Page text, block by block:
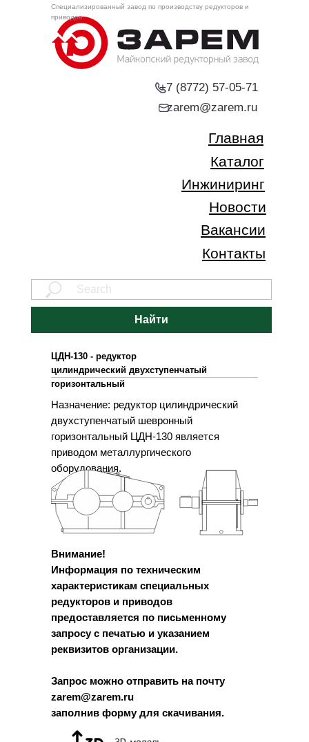
+7 (8772) 57-05-71
Каталог
Инжиниринг
Новости
Главная
Контакты
Вакансии
zarem@zarem.ru
Специализированный завод по производству редукторов и
приводов
Найти
Назначение: редуктор цилиндрический
двухступенчатый шевронный
горизонтальный ЦДН-130 является
приводом металлургического
оборудования.
Внимание!
Информация по техническим
характеристикам специальных
редукторов и приводов
предоставляется по письменному
запросу с печатью и указанием
реквизитов организации.
Запрос можно отправить на почту
zarem@zarem.ru
заполнив форму для скачивания.
ЦДН-130 - редуктор
цилиндрический двухступенчатый
горизонтальный